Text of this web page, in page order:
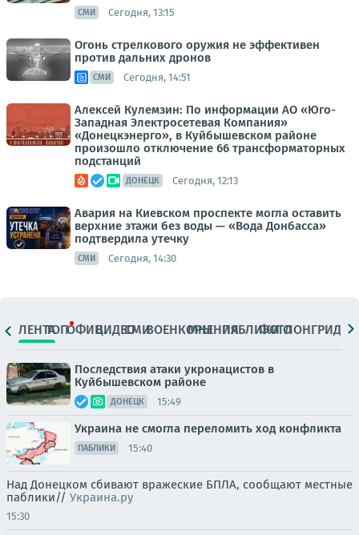
СМИ Сегодня, 13:15
Огонь стрелкового оружия не эффективен
против дальних дронов
СМИ Сегодня, 14:51
Алексей Кулемзин: По информации АО «Юго-
Западная Электросетевая Компания»
«Донецкэнерго», в Куйбышевском районе
произошло отключение 66 трансформаторных
подстанций
ДОНЕЦК Сегодня, 12:13
Авария на Киевском проспекте могла оставить
верхние этажи без воды — «Вода Донбасса»
подтвердила утечку
СМИ Сегодня, 14:30
ЛЕНТАТОПОФИЦ.ВИДЕОСМИВОЕНКОРЫМНЕНИЯПАБЛИКИ
ФОТОЛОНГРИДЫ
Последствия атаки укронацистов в
Куйбышевском районе
ДОНЕЦК 15:49
Украина не смогла переломить ход конфликта
ПАБЛИКИ 15:40
Над Донецком сбивают вражеские БПЛА, сообщают местные
паблики// Украина.ру
15:30